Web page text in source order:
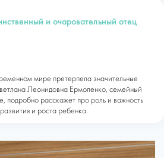
и очаровательный отец
мире претерпела значительные
Леонидовна Ермоленко, семейный
подробно расскажет про роль и важность
и роста ребенка.